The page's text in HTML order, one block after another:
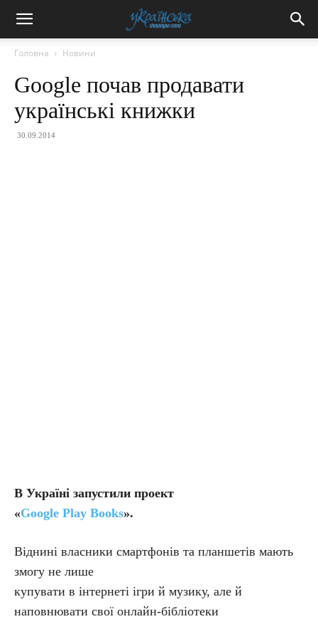
Головна Новини
Google почав продавати
українські книжки
30.09.2014
В Україні запустили проект
«Google Play Books».
Віднині власники смартфонів та планшетів мають
змогу не лише
купувати в інтернеті ігри й музику, але й
наповнювати свої онлайн-бібліотеки